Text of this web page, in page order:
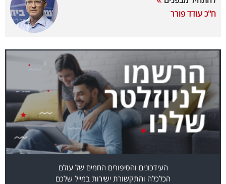
ניוזלטרים
מייל
אדום
ח"כ עודד פורר
העידכונים והסיפורים החמים של עולם
הכלכלה והתקשורת ישירות במייל שלכם